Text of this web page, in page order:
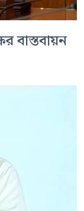
বাস্তবায়ন